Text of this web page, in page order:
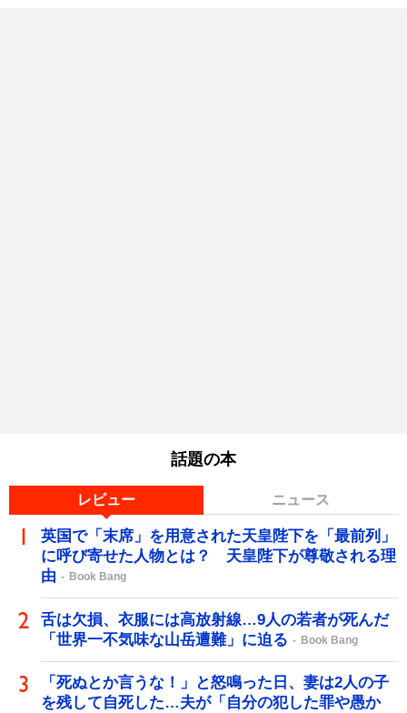
話題の本
レビュー ニュース
英国で「末席」を用意された天皇陛下を「最前列」
に呼び寄せた人物とは？ 天皇陛下が尊敬される理
由
Book Bang
舌は欠損、衣服には高放射線…9人の若者が死んだ
「世界一不気味な山岳遭難」に迫る
Book Bang
「死ぬとか言うな！」と怒鳴った日、妻は2人の子
を残して自死した…夫が「自分の犯した罪や愚か